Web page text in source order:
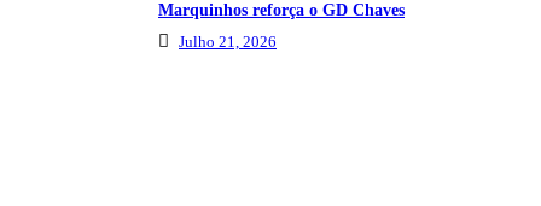
Marquinhos reforça o GD Chaves
Julho 21, 2026